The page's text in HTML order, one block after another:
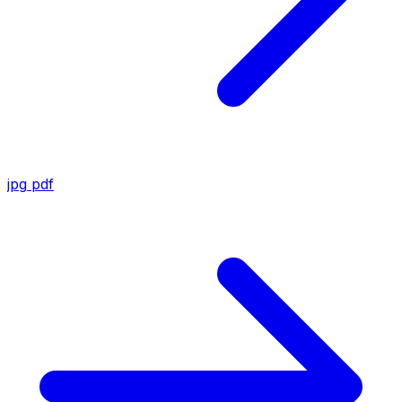
jpg pdf